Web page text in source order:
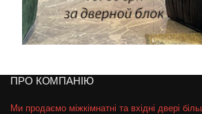
ПРО КОМПАНІЮ
Ми продаємо міжкімнатні та вхідні двері